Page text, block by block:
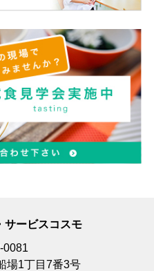
サービスコスモ
0081
場1丁目7番3号